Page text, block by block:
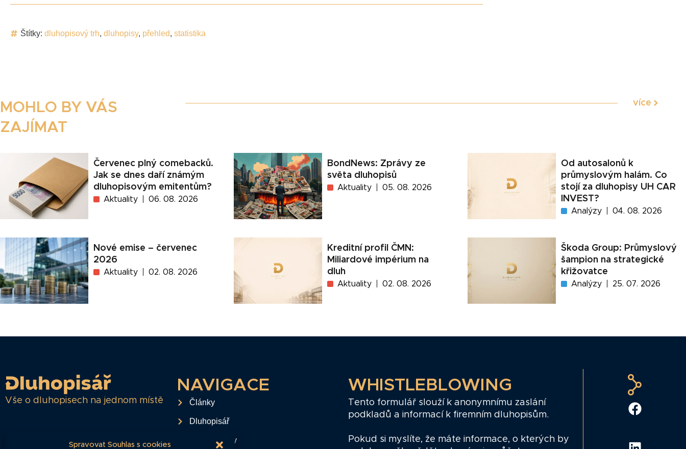
Spravovat Souhlas s cookies
Štítky: dluhopisový trh, dluhopisy, přehled, statistika
MOHLO BY VÁS
ZAJÍMAT
více
Červenec plný comebacků.
Jak se dnes daří známým
dluhopisovým emitentům?
Aktuality 06. 08. 2026
BondNews: Zprávy ze
světa dluhopisů
Aktuality 05. 08. 2026
Od autosalonů k
průmyslovým halám. Co
stojí za dluhopisy UH CAR
INVEST?
Analýzy 04. 08. 2026
Nové emise – červenec
2026
Aktuality 02. 08. 2026
Kreditní profil ČMN:
Miliardové impérium na
dluh
Aktuality 02. 08. 2026
Škoda Group: Průmyslový
šampion na strategické
křižovatce
Analýzy 25. 07. 2026
Vše o dluhopisech na jednom místě
NAVIGACE
Články
Dluhopisář
Časté dotazy
WHISTLEBLOWING
Tento formulář slouží k anonymnímu zaslání
podkladů a informací k firemním dluhopisům.
Pokud si myslíte, že máte informace, o kterých by